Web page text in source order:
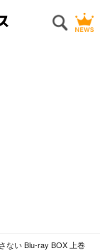
ない Blu-ray BOX 上巻